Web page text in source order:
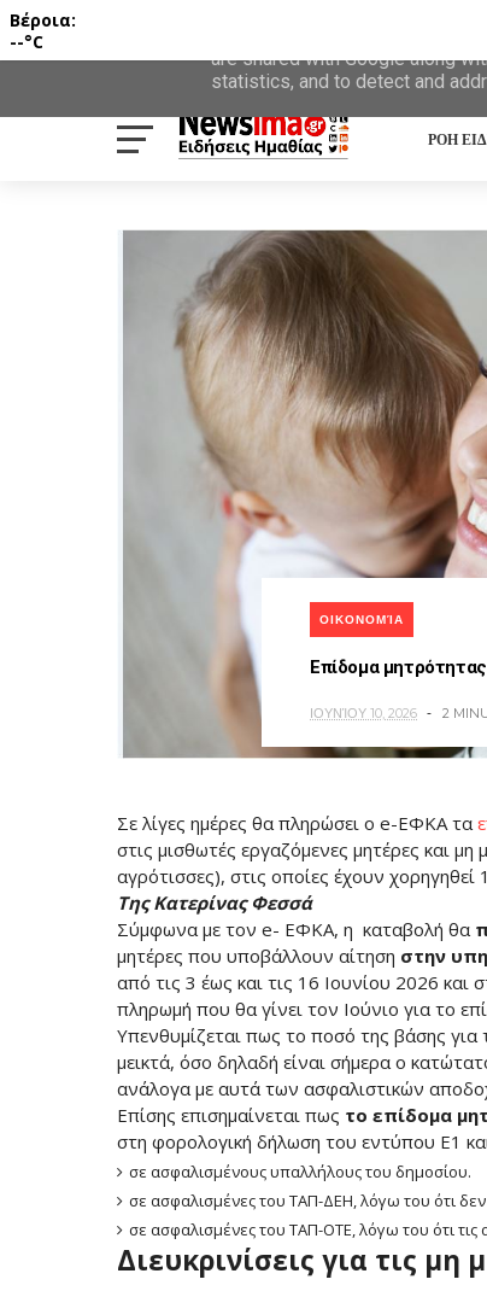
ΡΟΗ
ΟΙΚΟΝΟΜΊΑ
Επίδομα
ΙΟΥΝΊΟΥ 10, 2026 2
Σε λίγες ημέρες θα πληρώσει ο e-ΕΦΚΑ τα
στις μισθωτές εργαζόμενες μητέρες και
αγρότισσες), στις οποίες έχουν χορηγηθεί
Της Κατερίνας Φεσσά
Σύμφωνα με τον e- ΕΦΚΑ, η καταβολή θα
μητέρες που υποβάλλουν αίτηση στην
από τις 3 έως και τις 16 Ιουνίου 2026
πληρωμή που θα γίνει τον Ιούνιο για το
Υπενθυμίζεται πως το ποσό της βάσης
μεικτά, όσο δηλαδή είναι σήμερα ο
ανάλογα με αυτά των ασφαλιστικών
Επίσης επισημαίνεται πως το επίδομα
στη φορολογική δήλωση του εντύπου Ε1
σε ασφαλισμένους υπαλλήλους του δημοσίου.
σε ασφαλισμένες του ΤΑΠ-ΔΕΗ, λόγω του ότι
σε ασφαλισμένες του ΤΑΠ-ΟΤΕ, λόγω του ότι
Διευκρινίσεις για τις
Βέροια:
--°C
are shared with Google along
statistics, and to detect and